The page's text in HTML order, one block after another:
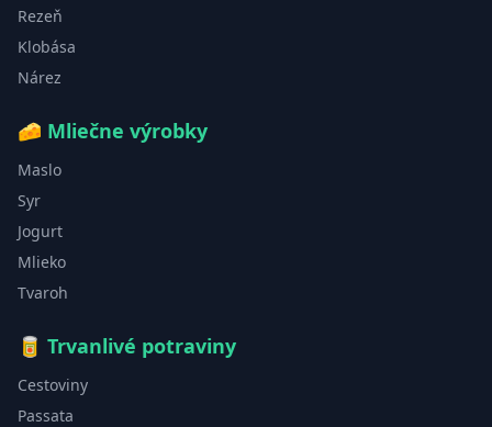
Rezeň
Klobása
Nárez
🧀 Mliečne výrobky
Maslo
Syr
Jogurt
Mlieko
Tvaroh
🥫 Trvanlivé potraviny
Cestoviny
Passata